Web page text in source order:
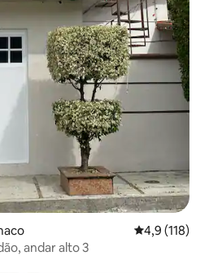
4,9 de uma
4,9 (118)
andar alto 3